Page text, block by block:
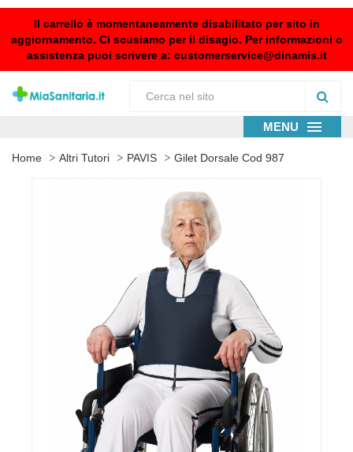
Il carrello è momentaneamente disabilitato per sito in
aggiornamento. Ci scusiamo per il disagio. Per informazioni o
assistenza puoi scrivere a: customerservice@dinamis.it
MENU
Home Altri Tutori PAVIS Gilet Dorsale Cod 987